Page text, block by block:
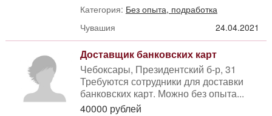
Категория: Без опыта, подработка
Чувашия
24.04.2021
Доставщик банковских карт
Чебоксары, Президентский б-р, 31
Требуются сотрудники для доставки
банковских карт. Можно без опыта...
40000 рублей